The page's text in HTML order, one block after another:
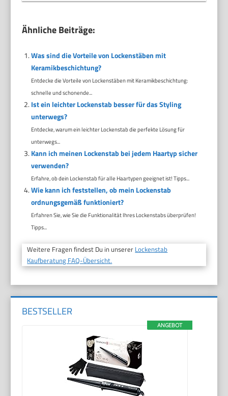
Ähnliche Beiträge:
Was sind die Vorteile von Lockenstäben mit
Keramikbeschichtung?
Entdecke die Vorteile von Lockenstäben mit Keramikbeschichtung:
schnelle und schonende...
Ist ein leichter Lockenstab besser für das Styling
unterwegs?
Entdecke, warum ein leichter Lockenstab die perfekte Lösung für
unterwegs...
Kann ich meinen Lockenstab bei jedem Haartyp sicher
verwenden?
Erfahre, ob dein Lockenstab für alle Haartypen geeignet ist! Tipps...
Wie kann ich feststellen, ob mein Lockenstab
ordnungsgemäß funktioniert?
Erfahren Sie, wie Sie die Funktionalität Ihres Lockenstabs überprüfen!
Tipps...
Weitere Fragen findest Du in unserer Lockenstab
Kaufberatung FAQ-Übersicht.
BESTSELLER
ANGEBOT